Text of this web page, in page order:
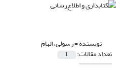
نویسنده =رسولی، الهام
تعداد مقالات: 1